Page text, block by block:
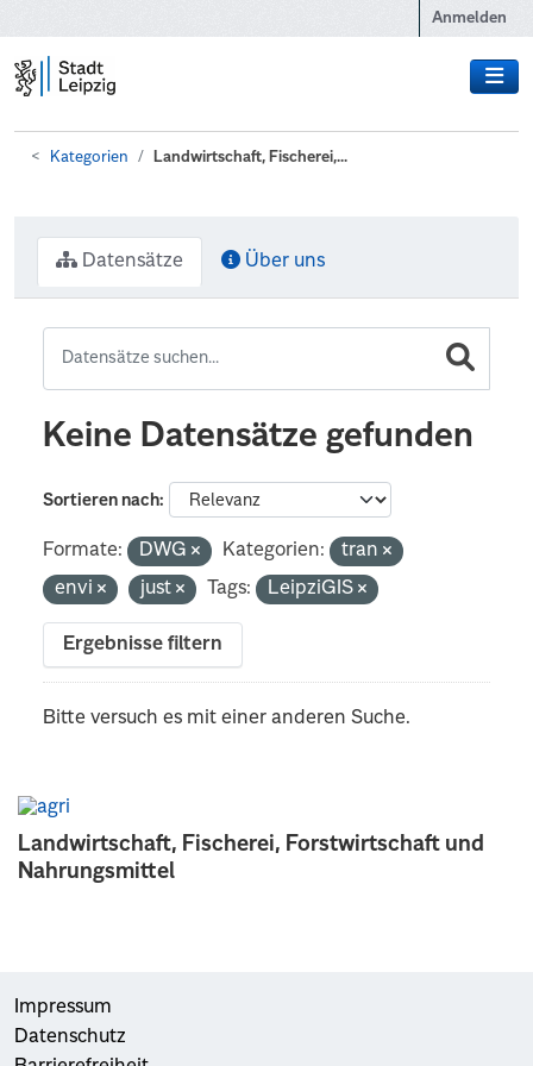
Anmelden
Kategorien Landwirtschaft, Fischerei,...
Landwirtschaft, Fischerei, Forstwirtschaft und
Nahrungsmittel
Datensätze Über uns
Keine Datensätze gefunden
Sortieren nach
Formate: DWG Kategorien:
tran
envi
just Tags: LeipziGIS
Ergebnisse filtern
Bitte versuch es mit einer anderen Suche.
Impressum
Datenschutz